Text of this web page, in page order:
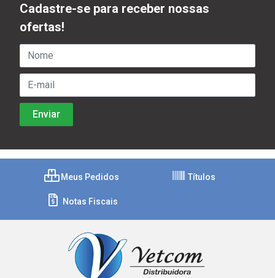
Cadastre-se para receber nossas
ofertas!
Meus Pedidos Títulos
Notas Fiscais